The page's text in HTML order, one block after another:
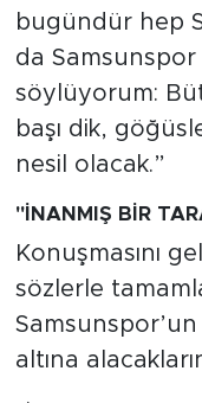
bugündür hep
da
söylüyorum:
başı dik,
nesil olacak.”
"İNANMIŞ BİR
Konuşmasını
sözlerle
altına